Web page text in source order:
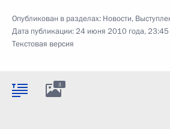
Опубликован в разделах: Новости,
Дата публикации:24 июня 2010 года, 23:45
Текстовая версия
3